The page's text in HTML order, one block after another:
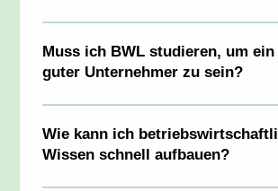
Muss ich BWL studieren, um ein
guter Unternehmer zu sein?
Wie kann ich
Wissen schnell aufbauen?